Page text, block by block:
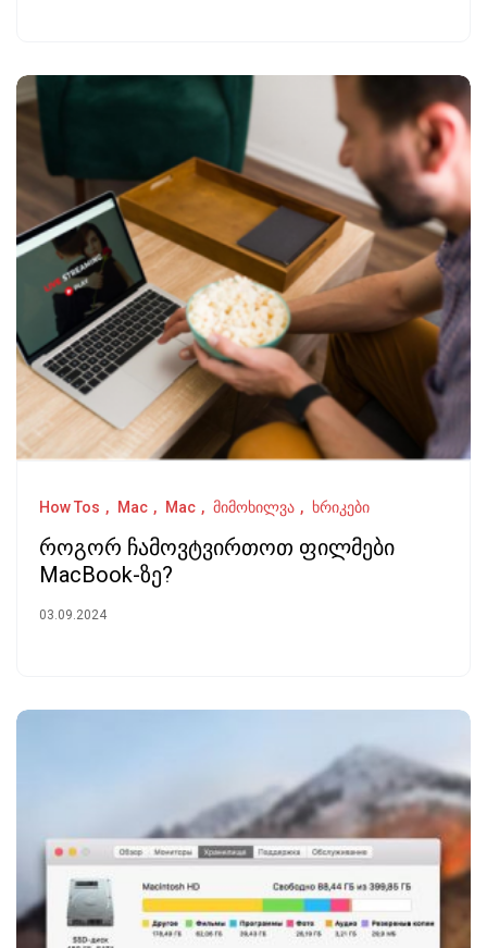
How Tos Mac Mac მიმოხილვა ხრიკები
როგორ ჩამოვტვირთოთ ფილმები
MacBook-ზე?
03.09.2024